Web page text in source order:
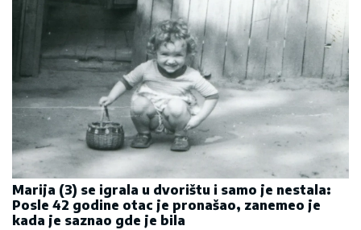
Marija (3) se igrala u dvorištu i samo je nestala:
Posle 42 godine otac je pronašao, zanemeo je
kada je saznao gde je bila